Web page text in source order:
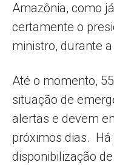
Amazônia, como
certamente o
ministro, durante
Até o momento,
situação de
alertas e devem
próximos dias. Há
disponibilização